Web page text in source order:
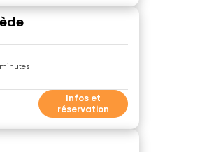
Infos et
réservation